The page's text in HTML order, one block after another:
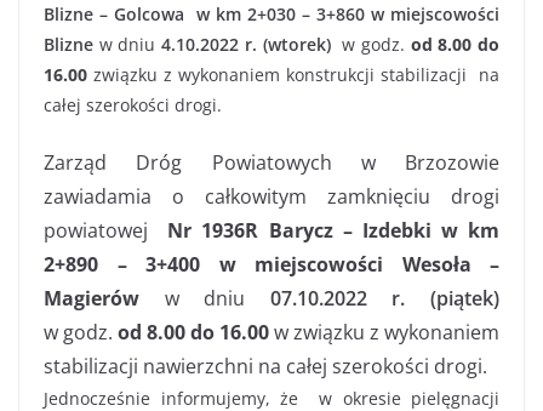
Blizne – Golcowa w km 2+030 – 3+860 w miejscowości
Blizne w dniu4.10.2022 r. (wtorek)w godz. od 8.00 do
16.00 związku z wykonaniem konstrukcji stabilizacji na
całej szerokości drogi.
Zarząd Dróg Powiatowych w Brzozowie
zawiadamia o całkowitym zamknięciu drogi
powiatowej Nr 1936R Barycz – Izdebki w km
2+890 – 3+400 w miejscowości Wesoła –
Magierów w dniu 07.10.2022 r. (piątek)
w godz. od 8.00 do 16.00w związku z wykonaniem
stabilizacji nawierzchni na całej szerokości drogi.
Jednocześnie informujemy, że w okresie pielęgnacji